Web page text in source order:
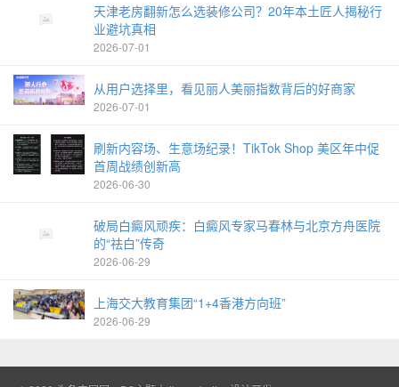
天津老房翻新怎么选装修公司？20年本土匠人揭秘行
业避坑真相
2026-07-01
从用户选择里，看见丽人美丽指数背后的好商家
2026-07-01
刷新内容场、生意场纪录！TikTok Shop 美区年中促
首周战绩创新高
2026-06-30
破局白癜风顽疾：白癜风专家马春林与北京方舟医院
的“祛白”传奇
2026-06-29
上海交大教育集团“1+4香港方向班”
2026-06-29